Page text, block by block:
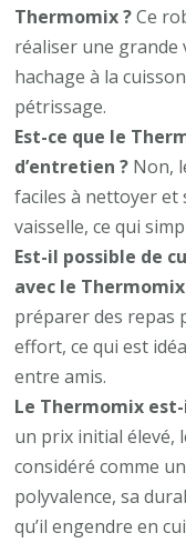
Thermomix ?Ce
réaliser une grande
hachage à la
pétrissage.
Est-ce que le
d’entretien ? Non,
faciles à nettoyer et
vaisselle, ce qui
Est-il possible de
avec le Thermomix
préparer des repas
effort, ce qui est
entre amis.
Le Thermomix
un prix initial élevé,
considéré comme
polyvalence, sa
qu’il engendre en